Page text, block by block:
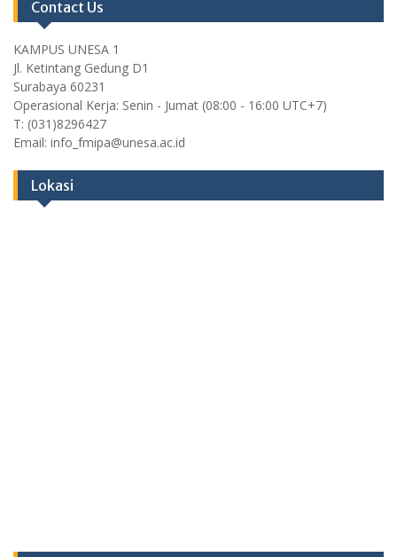
Contact Us
KAMPUS UNESA 1
Jl. Ketintang Gedung D1
Surabaya 60231
Operasional Kerja: Senin - Jumat (08:00 - 16:00 UTC+7)
T: (031)8296427
Email: info_fmipa@unesa.ac.id
Lokasi